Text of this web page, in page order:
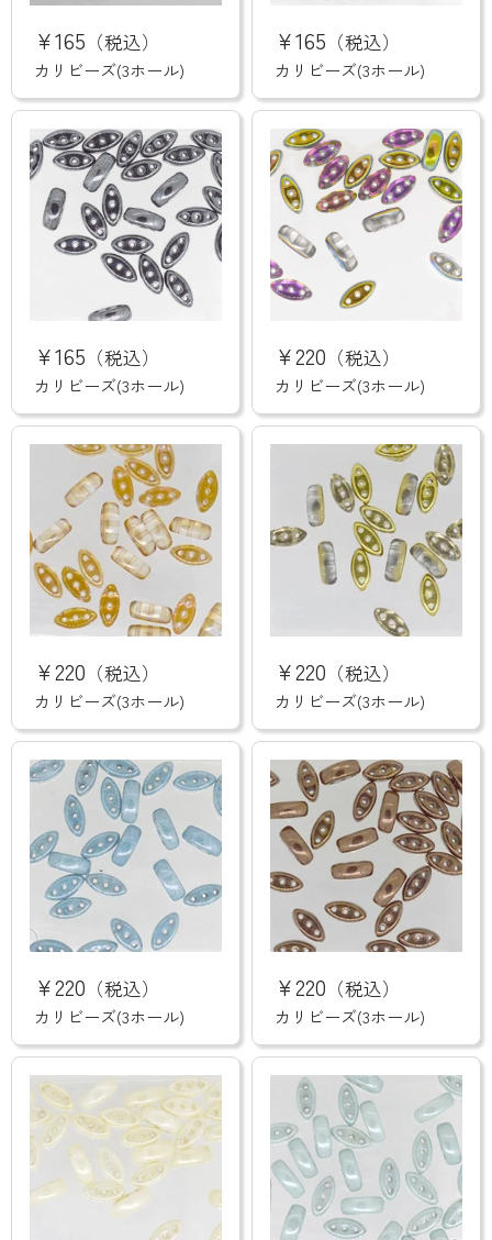
カ
リ
ビ
ー
ズ
(3
ホ
ー
ル)
¥165 （税込）
カリビーズ(3ホール)
リ
ビ
ー
ズ
(3
ホ
ー
ル)
¥165 （税込）
カリビーズ(3ホール)
リ
ビ
ー
ズ
(3
ホ
ー
¥165 （税込）
カリビーズ(3ホール)
リ
ビ
ー
ズ
(3
ホ
ー
¥220 （税込）
カリビーズ(3ホール)
リ
ビ
ー
ズ
(3
ホ
ー
ル)
¥220 （税込）
カリビーズ(3ホール)
カ
リ
ビ
ー
ズ
(3
ホ
ー
ル)
¥220 （税込）
カリビーズ(3ホール)
カ
リ
ビ
ー
ズ
(3
ホ
ー
ル)
¥220 （税込）
カリビーズ(3ホール)
カ
リ
ビ
ー
ズ
(3
ホ
ー
¥220 （税込）
カリビーズ(3ホール)